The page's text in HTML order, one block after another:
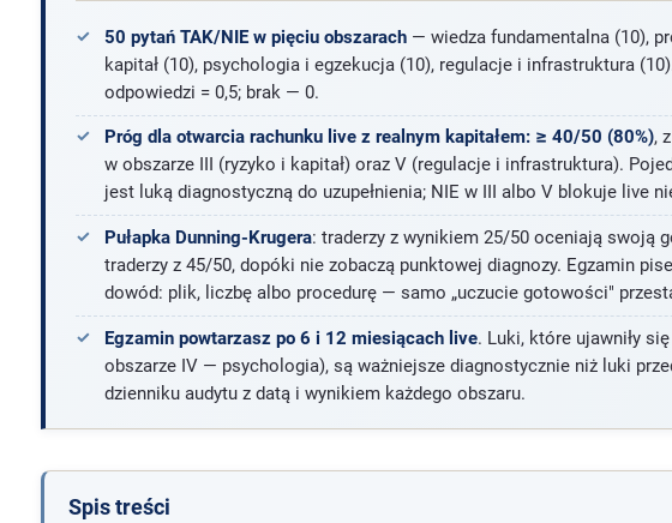
50 pytań TAK/NIE w pięciu obszarach— wiedza fundamentalna (10),
kapitał (10), psychologia i egzekucja (10), regulacje i infrastruktura
odpowiedzi = 0,5; brak — 0.
Próg dla otwarcia rachunku live z realnym kapitałem: ≥ 40/50 (80%),
w obszarze III (ryzyko i kapitał) oraz V (regulacje i infrastruktura).
jest luką diagnostyczną do uzupełnienia; NIE w III albo V blokuje live
Pułapka Dunning-Krugera: traderzy z wynikiem 25/50 oceniają swoją
traderzy z 45/50, dopóki nie zobaczą punktowej diagnozy. Egzamin
dowód: plik, liczbę albo procedurę — samo „uczucie gotowości"
Egzamin powtarzasz po 6 i 12 miesiącach live. Luki, które ujawniły
obszarze IV — psychologia), są ważniejsze diagnostycznie niż luki
dzienniku audytu z datą i wynikiem każdego obszaru.
Spis treści